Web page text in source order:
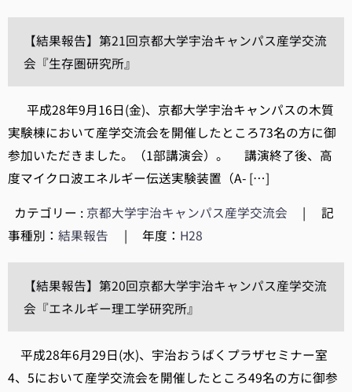
【結果報告】第21回京都大学宇治キャンパス産学交流
会『生存圏研究所』
平成28年9月16日(金)、京都大学宇治キャンパスの木質
実験棟において産学交流会を開催したところ73名の方に御
参加いただきました。（1部講演会）。 講演終了後、高
度マイクロ波エネルギー伝送実験装置（A- […]
カテゴリー : 京都大学宇治キャンパス産学交流会 |
記
事種別： 結果報告 | 年度： H28
【結果報告】第20回京都大学宇治キャンパス産学交流
会『エネルギー理工学研究所』
平成28年6月29日(水)、宇治おうばくプラザセミナー室
4、5において産学交流会を開催したところ49名の方に御参